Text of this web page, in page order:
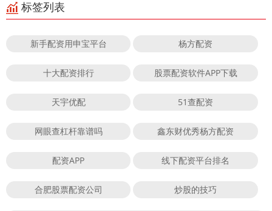
标签列表
新手配资用申宝平台 杨方配资
十大配资排行 股票配资软件APP下载
天宇优配 51查配资
网眼查杠杆靠谱吗 鑫东财优秀杨方配资
配资APP 线下配资平台排名
合肥股票配资公司 炒股的技巧